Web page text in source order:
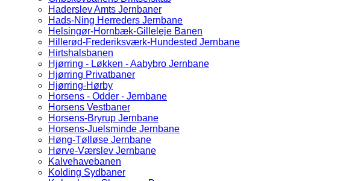
Haderslev Amts Jernbaner
Hads-Ning Herreders Jernbane
Helsingør-Hornbæk-Gilleleje Banen
Hillerød-Frederiksværk-Hundested Jernbane
Hirtshalsbanen
Hjørring - Løkken - Aabybro Jernbane
Hjørring Privatbaner
Hjørring-Hørby
Horsens - Odder - Jernbane
Horsens Vestbaner
Horsens-Bryrup Jernbane
Horsens-Juelsminde Jernbane
Høng-Tølløse Jernbane
Hørve-Værslev Jernbane
Kalvehavebanen
Kolding Sydbaner